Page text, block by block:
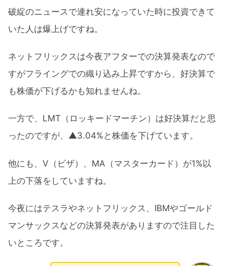
破綻のニュースで連れ安になっていた時に投資できて
いた人は爆上げですね。
ネットフリックスは今夜アフターでの決算発表なので
すがフライングでの織り込み上昇ですから、好決算で
も株価が下げるかも知れませんね。
一方で、LMT（ロッキードマーチン）は好決算だと思
ったのですが、▲3.04%と株価を下げています。
他にも、V（ビザ）、MA（マスターカード）が1%以
上の下落をしていますね。
今夜にはテスラやネットフリックス、IBMやゴールド
マンサックスなどの決算発表がありますので注目した
いところです。